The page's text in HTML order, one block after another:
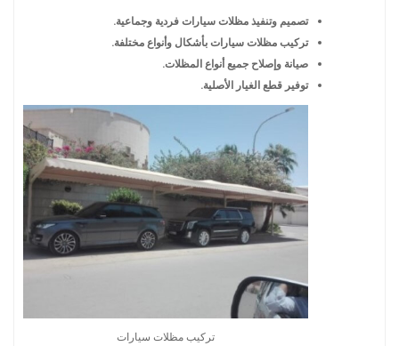
تصميم وتنفيذ مظلات سيارات فردية وجماعية.
تركيب مظلات سيارات بأشكال وأنواع مختلفة.
صيانة وإصلاح جميع أنواع المظلات.
توفير قطع الغيار الأصلية.
تركيب مظلات سيارات